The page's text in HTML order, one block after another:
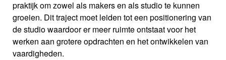
praktijk om zowel als makers en als studio te kunnen
groeien. Dit traject moet leiden tot een positionering van
de studio waardoor er meer ruimte ontstaat voor het
werken aan grotere opdrachten en het ontwikkelen van
vaardigheden.